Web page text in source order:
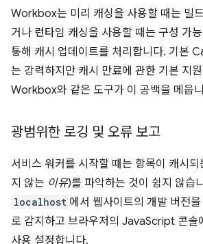
Workbox는 미리 캐싱을 사용할 때는 빌
거나 런타임 캐싱을 사용할 때는 구성 가
통해 캐시 업데이트를 처리합니다. 기본
는 강력하지만 캐시 만료에 관한 기본 지
Workbox와 같은 도구가 이 공백을 메웁
광범위한 로깅 및 오류 보고
서비스 워커를 시작할 때는 항목이 캐시되
지 않는 이유)를 파악하는 것이 쉽지 않습
localhost 에서 웹사이트의 개발 버전
로 감지하고 브라우저의 JavaScript 콘솔
사용 설정합니다.